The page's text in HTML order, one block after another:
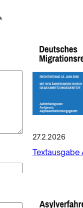
27.2.2026
Textausgabe